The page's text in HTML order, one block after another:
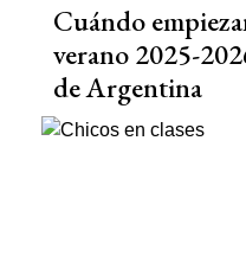
Cuándo
verano 2025-
de Argentina